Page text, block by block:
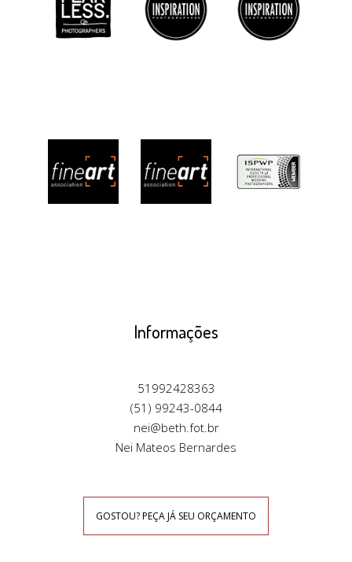
Informações
51992428363
(51) 99243-0844
nei@beth.fot.br
Nei Mateos Bernardes
GOSTOU? PEÇA JÁ SEU ORÇAMENTO